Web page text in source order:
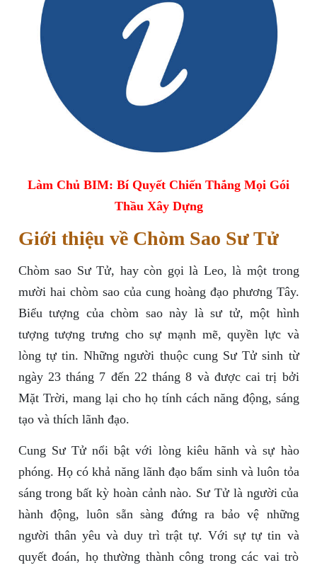
Làm Chủ BIM: Bí Quyết Chiến Thắng Mọi Gói
Thầu Xây Dựng
Giới thiệu về Chòm Sao Sư Tử
Chòm sao Sư Tử, hay còn gọi là Leo, là một trong
mười hai chòm sao của cung hoàng đạo phương Tây.
Biểu tượng của chòm sao này là sư tử, một hình
tượng tượng trưng cho sự mạnh mẽ, quyền lực và
lòng tự tin. Những người thuộc cung Sư Tử sinh từ
ngày 23 tháng 7 đến 22 tháng 8 và được cai trị bởi
Mặt Trời, mang lại cho họ tính cách năng động, sáng
tạo và thích lãnh đạo.
Cung Sư Tử nổi bật với lòng kiêu hãnh và sự hào
phóng. Họ có khả năng lãnh đạo bẩm sinh và luôn tỏa
sáng trong bất kỳ hoàn cảnh nào. Sư Tử là người của
hành động, luôn sẵn sàng đứng ra bảo vệ những
người thân yêu và duy trì trật tự. Với sự tự tin và
quyết đoán, họ thường thành công trong các vai trò